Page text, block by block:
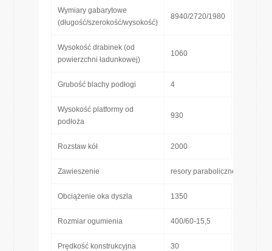
Wymiary gabarytowe
(długość/szerokość/wysokość)
8940/2720/1980
Wysokość drabinek (od
powierzchni ładunkowej)
1060
Grubość blachy podłogi 4
Wysokość platformy od
podłoża
930
Rozstaw kół 2000
Zawieszenie resory paraboliczne
Obciążenie oka dyszla 1350
Rozmiar ogumienia 400/60-15,5
Prędkość konstrukcyjna 30 [km/h]